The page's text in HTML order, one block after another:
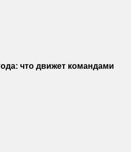
что движет командами